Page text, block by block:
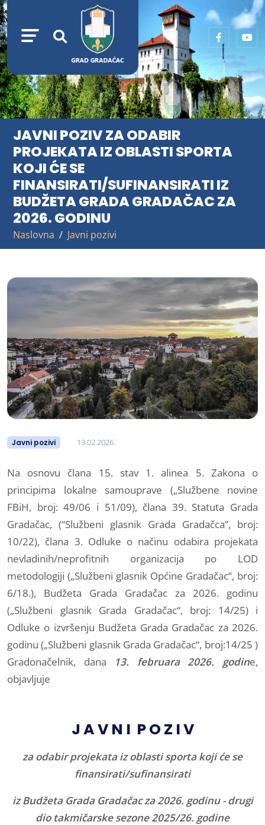
JAVNI POZIV ZA ODABIR
PROJEKATA IZ OBLASTI SPORTA
KOJI ĆE SE
FINANSIRATI/SUFINANSIRATI IZ
BUDŽETA GRADA GRADAČAC ZA
2026. GODINU
Naslovna Javni pozivi
Javni pozivi 13.02.2026.
Na osnovu člana 15. stav 1. alinea 5. Zakona o
principima lokalne samouprave („Službene novine
FBiH, broj: 49/06 i 51/09), člana 39. Statuta Grada
Gradačac, (“Službeni glasnik Grada Gradačca”, broj:
10/22), člana 3. Odluke o načinu odabira projekata
nevladinih/neprofitnih organizacija po LOD
metodologiji („Službeni glasnik Općine Gradačac“, broj:
6/18.), Budžeta Grada Gradačac za 2026. godinu
(„Službeni glasnik Grada Gradačac“, broj: 14/25) i
Odluke o izvršenju Budžeta Grada Gradačac za 2026.
godinu („Službeni glasnik Grada Gradačac“, broj:14/25 )
Gradonačelnik, dana
13. februara 2026. godine,
objavljuje
J A V N I P O Z I V
za odabir projekata iz oblasti sporta koji će se
finansirati/sufinansirati
iz Budžeta Grada Gradačac za 2026. godinu - drugi
dio takmičarske sezone 2025/26. godine